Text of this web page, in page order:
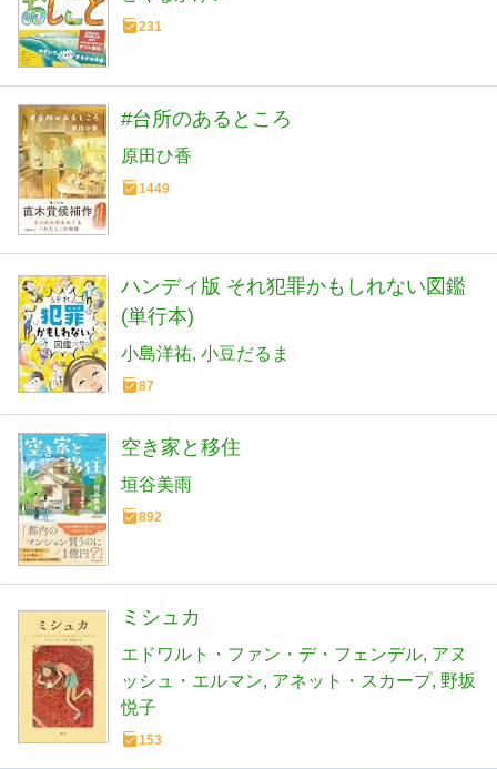
231
#台所のあるところ
原田ひ香
1449
ハンディ版 それ犯罪かもしれない図鑑
(単行本)
小島洋祐 小豆だるま
87
空き家と移住
垣谷美雨
892
ミシュカ
エドワルト・ファン・デ・フェンデル アヌ
ッシュ・エルマン アネット・スカープ 野坂
悦子
153